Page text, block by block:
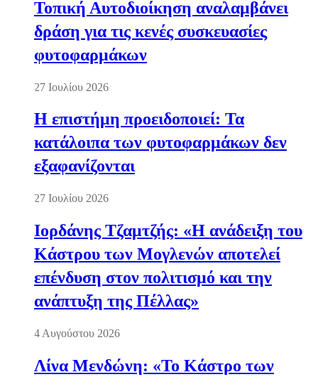
Τοπική Αυτοδιοίκηση αναλαμβάνει
δράση για τις κενές συσκευασίες
φυτοφαρμάκων
27 Ιουλίου 2026
Η επιστήμη προειδοποιεί: Τα
κατάλοιπα των φυτοφαρμάκων δεν
εξαφανίζονται
27 Ιουλίου 2026
Ιορδάνης Τζαμτζής: «Η ανάδειξη του
Κάστρου των Μογλενών αποτελεί
επένδυση στον πολιτισμό και την
ανάπτυξη της Πέλλας»
4 Αυγούστου 2026
Λίνα Μενδώνη: «Το Κάστρο των